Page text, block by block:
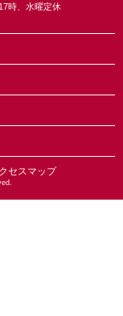
時、水曜定休
セスマップ